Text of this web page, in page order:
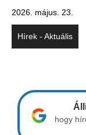
2026. május. 23.
Hírek - Aktuális
hogy